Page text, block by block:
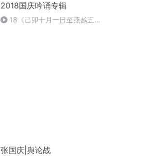
2018国庆吟诵专辑
18《己卯十月一日至燕越五
张国庆|舆论战